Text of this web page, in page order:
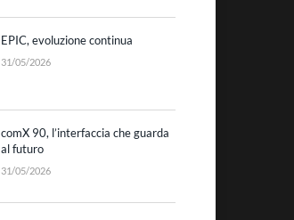
EPIC, evoluzione continua
31/05/2026
comX 90, l’interfaccia che guarda
al futuro
31/05/2026